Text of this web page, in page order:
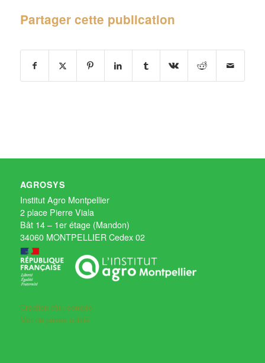
Partager cette publication
AGROSYS
Institut Agro Montpellier
2 place Pierre Viala
Bât 14 – 1er étage (Mandon)
34060 MONTPELLIER Cedex 02
Création d'un compte
Mot de passe oublié